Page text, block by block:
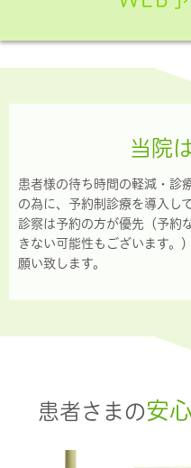
当院
患者様の待ち時間の軽減・診
の為に、予約制診療を導入し
診察は予約の方が優先（予約
きない可能性もございます。
願い致します。
患者さまの安